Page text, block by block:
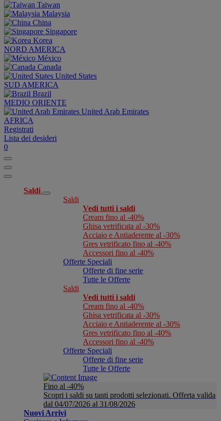
Taiwan
Malaysia
China
Singapore
Korea
NORD AMERICA
México
Canada
United States
SUD AMERICA
Brazil
MEDIO ORIENTE
United Arab Emirates
AFRICA
Registrati
Lista dei desideri
0
Saldi
Saldi
Vedi tutti i saldi
Cream fino al -40%
Ghisa vetrificata al -30%
Acciaio e Antiaderente al -30%
Gres vetrificato fino al -40%
Accessori fino al -40%
Offerte Speciali
Offerte di fine serie
Tutte le Offerte
Saldi
Vedi tutti i saldi
Cream fino al -40%
Ghisa vetrificata al -30%
Acciaio e Antiaderente al -30%
Gres vetrificato fino al -40%
Accessori fino al -40%
Offerte Speciali
Offerte di fine serie
Tutte le Offerte
Fino al -40%
Scopri i saldi su tanti prodotti selezionati. Offerta valida
dal 04/07/2026 al 31/08/2026
Nuovi Arrivi